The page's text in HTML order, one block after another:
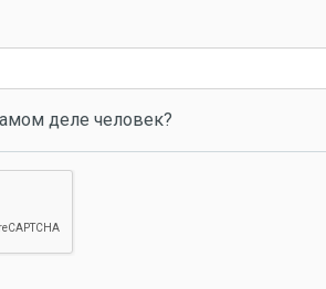
деле человек?